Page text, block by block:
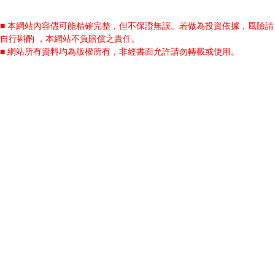
■ 本網站內容儘可能精確完整，但不保證無誤。若做為投資依據，風險請
自行斟酌 ，本網站不負賠償之責任。
■ 網站所有資料均為版權所有，非經書面允許請勿轉載或使用。